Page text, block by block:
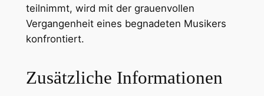
teilnimmt, wird mit der grauenvollen
Vergangenheit eines begnadeten Musikers
konfrontiert.
Zusätzliche Informationen